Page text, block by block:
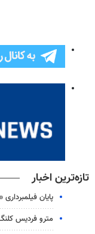
تازه‌ترین اخبار
پایان
مترو فردیس